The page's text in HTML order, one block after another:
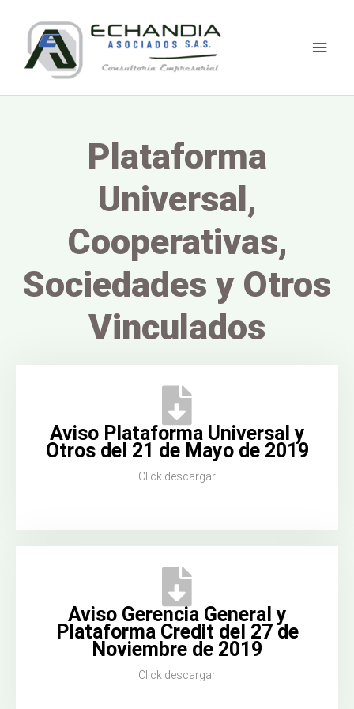
content
Plataforma
Universal,
Cooperativas,
Sociedades y Otros
Vinculados
Aviso Plataforma Universal y
Otros del 21 de Mayo de 2019
Click descargar
Aviso Gerencia General y
Plataforma Credit del 27 de
Noviembre de 2019
Click descargar